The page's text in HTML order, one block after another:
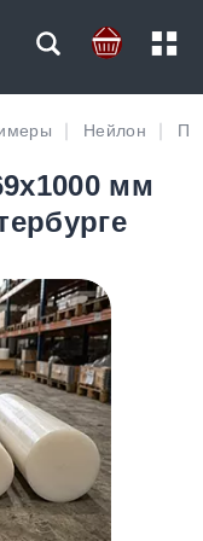
Нейлон
мм